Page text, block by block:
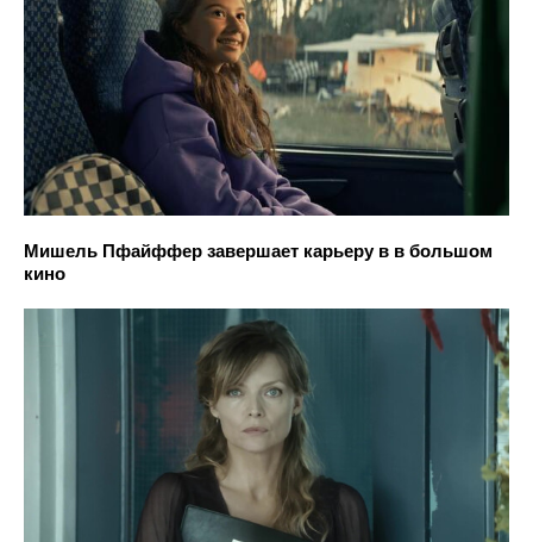
Мишель Пфайффер завершает карьеру в в большом
кино